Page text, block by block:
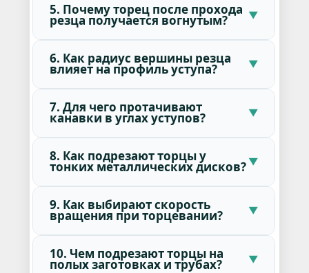
5. Почему торец после прохода
резца получается вогнутым?
6. Как радиус вершины резца
влияет на профиль уступа?
7. Для чего протачивают
канавки в углах уступов?
8. Как подрезают торцы у
тонких металлических дисков?
9. Как выбирают скорость
вращения при торцевании?
10. Чем подрезают торцы на
полых заготовках и трубах?